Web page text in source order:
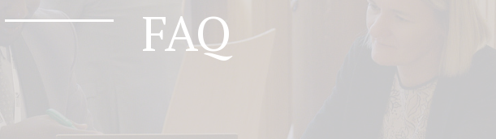
FAQ